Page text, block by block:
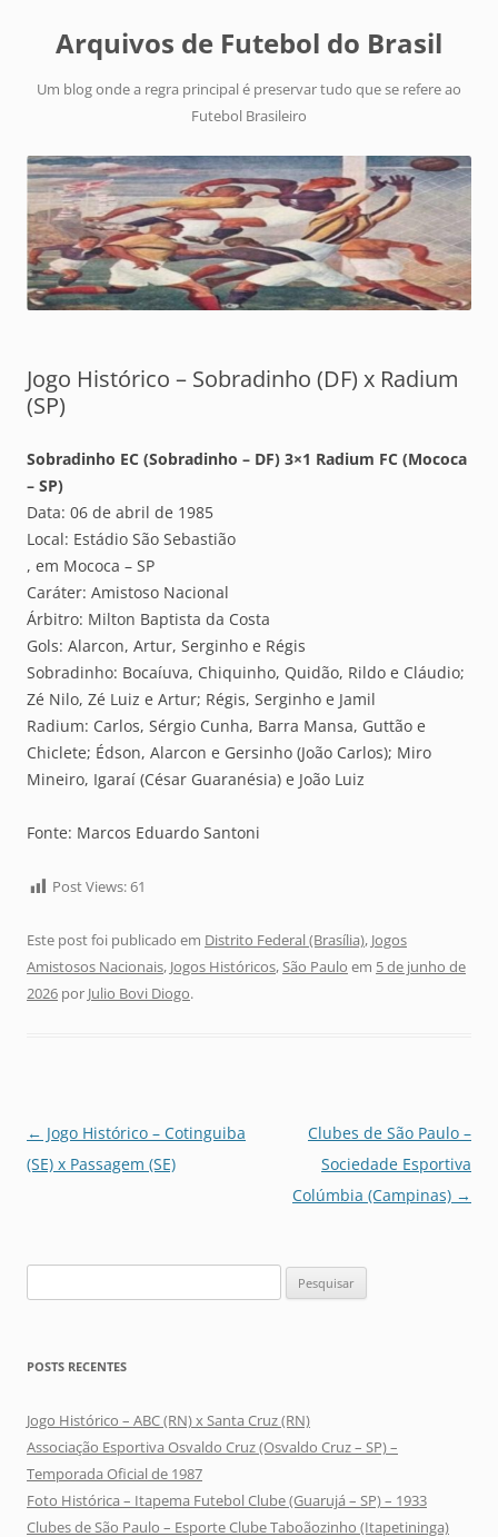
Arquivos de Futebol do Brasil
Um blog onde a regra principal é preservar tudo que se refere ao
Futebol Brasileiro
Jogo Histórico – Sobradinho (DF) x Radium
(SP)
Sobradinho EC (Sobradinho – DF) 3×1 Radium FC (Mococa
– SP)
Data: 06 de abril de 1985
Local: Estádio São Sebastião
, em Mococa – SP
Caráter: Amistoso Nacional
Árbitro: Milton Baptista da Costa
Gols: Alarcon, Artur, Serginho e Régis
Sobradinho: Bocaíuva, Chiquinho, Quidão, Rildo e Cláudio;
Zé Nilo, Zé Luiz e Artur; Régis, Serginho e Jamil
Radium: Carlos, Sérgio Cunha, Barra Mansa, Guttão e
Chiclete; Édson, Alarcon e Gersinho (João Carlos); Miro
Mineiro, Igaraí (César Guaranésia) e João Luiz
Fonte: Marcos Eduardo Santoni
Post Views:61
Este post foi publicado em Distrito Federal (Brasília), Jogos
Amistosos Nacionais, Jogos Históricos,São Paulo em 5 de junho de
2026 por Julio Bovi Diogo.
Navegação
de
← Jogo Histórico – Cotinguiba
(SE) x Passagem (SE)
Clubes de São Paulo –
Sociedade Esportiva
Colúmbia (Campinas) →
por:
POSTS RECENTES
Jogo Histórico – ABC (RN) x Santa Cruz (RN)
Associação Esportiva Osvaldo Cruz (Osvaldo Cruz – SP) –
Temporada Oficial de 1987
Foto Histórica – Itapema Futebol Clube (Guarujá – SP) – 1933
Clubes de São Paulo – Esporte Clube Taboãozinho (Itapetininga)